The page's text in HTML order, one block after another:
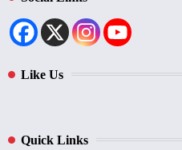
Like Us
Quick Links